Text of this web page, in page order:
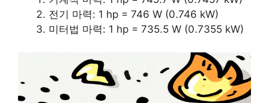
전기 마력: 1 hp = 746 W (0.746 kW)
미터법 마력: 1 hp = 735.5 W (0.7355 kW)